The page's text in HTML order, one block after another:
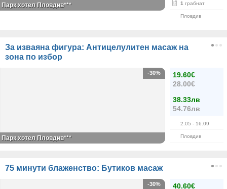
1 грабнат
Пловдив
Парк хотел Пловдив***
За изваяна фигура: Антицелулитен масаж на
зона по избор
19.60€
28.00€
38.33лв
54.76лв
2.05 - 16.09
Пловдив
-30%
Парк хотел Пловдив***
75 минути блаженство: Бутиков масаж
40.60€
-30%